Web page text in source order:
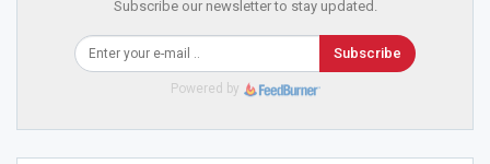
Subscribe our newsletter to stay updated.
Subscribe
Powered by